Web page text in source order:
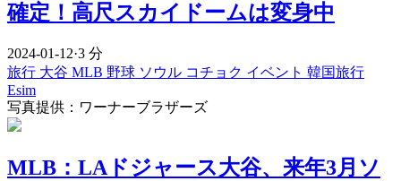
確定！高尺スカイドームは変身中
2024-01-12·3 分
旅行 大谷 MLB 野球 ソウル コチョク イベント 韓国旅行
Esim
写真提供：ワーナーブラザーズ
MLB：LAドジャース大谷、来年3月ソ